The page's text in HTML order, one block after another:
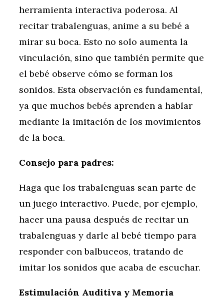
herramienta interactiva poderosa. Al
recitar trabalenguas, anime a su bebé a
mirar su boca. Esto no solo aumenta la
vinculación, sino que también permite que
el bebé observe cómo se forman los
sonidos. Esta observación es fundamental,
ya que muchos bebés aprenden a hablar
mediante la imitación de los movimientos
de la boca.
Consejo para padres:
Haga que los trabalenguas sean parte de
un juego interactivo. Puede, por ejemplo,
hacer una pausa después de recitar un
trabalenguas y darle al bebé tiempo para
responder con balbuceos, tratando de
imitar los sonidos que acaba de escuchar.
Estimulación Auditiva y Memoria